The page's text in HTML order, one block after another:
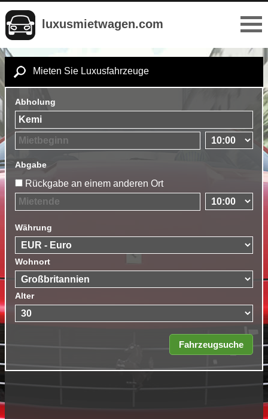
luxusmietwagen.com
Mieten Sie Luxusfahrzeuge
Abholung
Abgabe
Rückgabe an einem anderen Ort
Währung
Wohnort
Alter